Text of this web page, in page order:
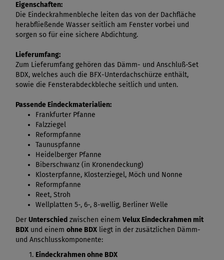
Eigenschaften:
Die Eindeckrahmenbleche leiten das von der Dachfläche
herabfließende Wasser seitlich am Fenster vorbei und
sorgen so für eine sichere Abdichtung.
Lieferumfang:
Zum Lieferumfang gehören das Dämm- und Anschluß-Set
BDX, welches auch die BFX-Unterdachschürze enthält,
sowie die Fensterabdeckbleche seitlich und unten.
Passende Eindeckmaterialien:
Frankfurter Pfanne
Falzziegel
Reformpfanne
Taunuspfanne
Heidelberger Pfanne
Biberschwanz (in Kronendeckung)
Klosterpfanne, Klosterziegel, Möch und Nonne
Reformpfanne
Reet, Stroh
Wellplatten 5-, 6-, 8-wellig, Berliner Welle
Der Unterschied zwischen einem Velux Eindeckrahmen mit
BDX und einem ohne BDX liegt in der zusätzlichen Dämm-
und Anschlusskomponente:
Eindeckrahmen ohne BDX